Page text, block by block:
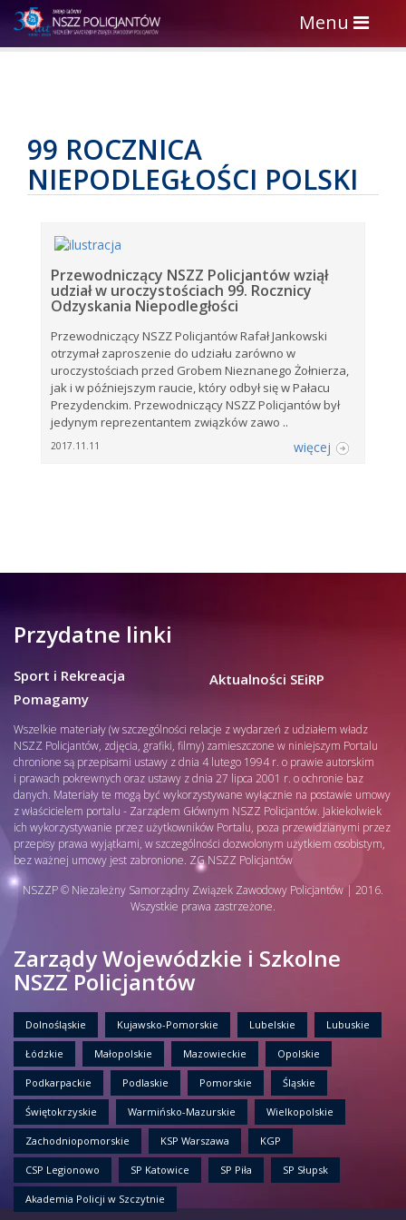
Toggle
navigation
Menu
99 ROCZNICA
NIEPODLEGŁOŚCI POLSKI
Przewodniczący NSZZ Policjantów wziął
udział w uroczystościach 99. Rocznicy
Odzyskania Niepodległości
Przewodniczący NSZZ Policjantów Rafał Jankowski
otrzymał zaproszenie do udziału zarówno w
uroczystościach przed Grobem Nieznanego Żołnierza,
jak i w późniejszym raucie, który odbył się w Pałacu
Prezydenckim. Przewodniczący NSZZ Policjantów był
jedynym reprezentantem związków zawo ..
2017.11.11 więcej
Przydatne linki
Sport i Rekreacja
Pomagamy
Aktualności SEiRP
Wszelkie materiały (w szczególności relacje z wydarzeń z udziałem władz
NSZZ Policjantów, zdjęcia, grafiki, filmy) zamieszczone w niniejszym Portalu
chronione są przepisami ustawy z dnia 4 lutego 1994 r. o prawie autorskim
i prawach pokrewnych oraz ustawy z dnia 27 lipca 2001 r. o ochronie baz
danych. Materiały te mogą być wykorzystywane wyłącznie na postawie umowy
z właścicielem portalu - Zarządem Głównym NSZZ Policjantów. Jakiekolwiek
ich wykorzystywanie przez użytkowników Portalu, poza przewidzianymi przez
przepisy prawa wyjątkami, w szczególności dozwolonym użytkiem osobistym,
bez ważnej umowy jest zabronione. ZG NSZZ Policjantów
NSZZP © Niezależny Samorządny Związek Zawodowy Policjantów | 2016.
Wszystkie prawa zastrzeżone.
Zarządy Wojewódzkie i Szkolne
NSZZ Policjantów
Dolnośląskie Kujawsko-Pomorskie Lubelskie Lubuskie
Łódzkie Małopolskie Mazowieckie Opolskie
Podkarpackie Podlaskie Pomorskie Śląskie
Świętokrzyskie Warmińsko-Mazurskie Wielkopolskie
Zachodniopomorskie KSP Warszawa KGP
CSP Legionowo SP Katowice SP Piła SP Słupsk
Akademia Policji w Szczytnie